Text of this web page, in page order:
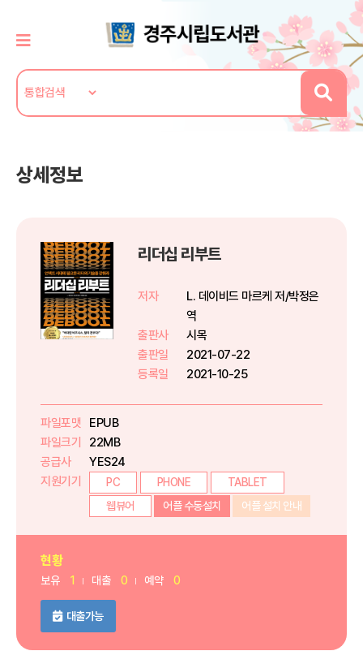
상세정보
리더십 리부트
저자
L. 데이비드 마르케 저/박정은
역
출판사
시목
출판일
2021-07-22
등록일
2021-10-25
파일포맷
EPUB
파일크기
22MB
공급사
YES24
지원기기
PC PHONE
TABLET
웹뷰어
어플 수동설치 어플 설치 안내
현황
보유 1 대출 0 예약 0
대출가능